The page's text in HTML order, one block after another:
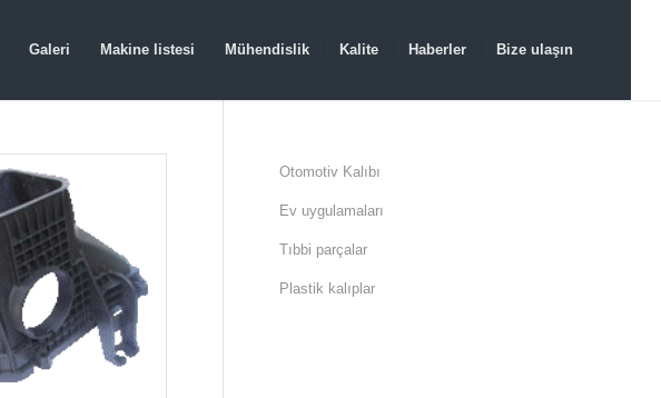
Galeri Makine listesi Mühendislik Kalite Haberler Bize ulaşın
Otomotiv Kalıbı
Ev uygulamaları
Tıbbi parçalar
Plastik kalıplar